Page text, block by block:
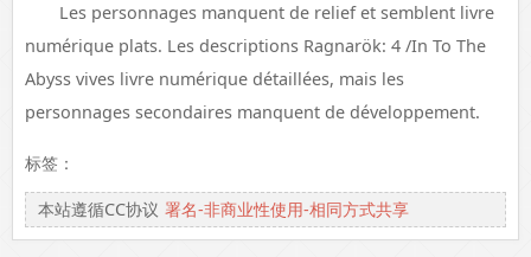
Les personnages manquent de relief et semblent livre
numérique plats. Les descriptions Ragnarök: 4 /In To The
Abyss vives livre numérique détaillées, mais les
personnages secondaires manquent de développement.
标签：
本站遵循CC协议 署名-非商业性使用-相同方式共享